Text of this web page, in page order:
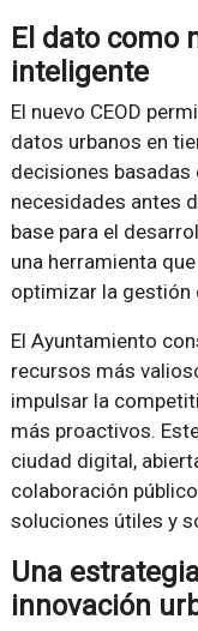
El dato como
inteligente
El nuevo CEOD
datos urbanos en
decisiones basadas
necesidades antes
base para el
una herramienta
optimizar la gestión
El Ayuntamiento
recursos más
impulsar la
más proactivos.
ciudad digital,
colaboración
soluciones útiles y
Una
innovación